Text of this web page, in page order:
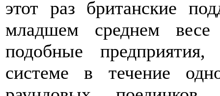
этот раз британские
младшем среднем
подобные
системе в течение